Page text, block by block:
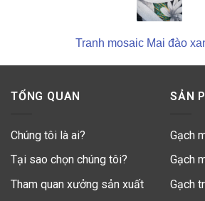
Tranh mosaic Mai đào
TỔNG QUAN
Chúng tôi là ai?
Tại sao chọn chúng tôi?
Tham quan xưởng sản xuất
SẢN
Gạch
Gạch
Gạch